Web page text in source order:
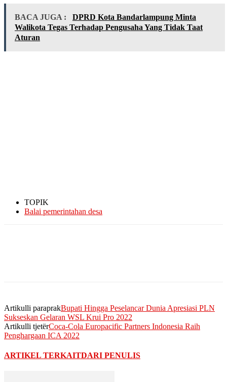
BACA JUGA :
DPRD Kota Bandarlampung Minta
Walikota Tegas Terhadap Pengusaha Yang Tidak Taat
Aturan
TOPIK
Balai pemerintahan desa
Artikulli paraprakBupati Hingga Peselancar Dunia Apresiasi PLN
Sukseskan Gelaran WSL Krui Pro 2022
Artikulli tjetërCoca-Cola Europacific Partners Indonesia Raih
Penghargaan ICA 2022
ARTIKEL TERKAITDARI PENULIS